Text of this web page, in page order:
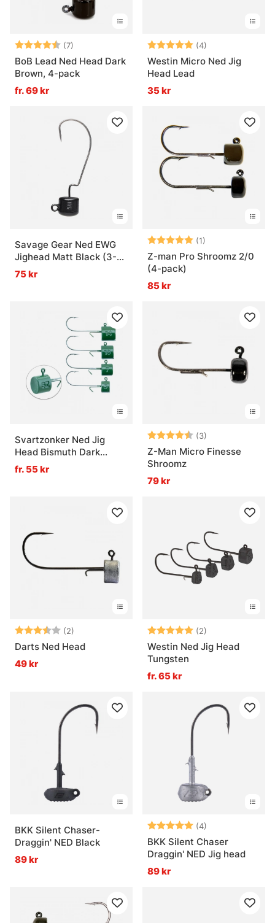
Betyg: (7)
4.7 utav 5 stjärnor
BoB Lead Ned Head Dark
Brown, 4-pack
fr. 69 kr
Betyg: (4)
Westin Micro Ned Jig
Head Lead
35 kr
Savage Gear Ned EWG
Jighead Matt Black (3-
pack)
75 kr
Betyg: (1)
Z-man Pro Shroomz 2/0
(4-pack)
85 kr
Svartzonker Ned Jig
Head Bismuth Dark
Green (2-pack)
fr. 55 kr
Betyg: (3)
Z-Man Micro Finesse
Shroomz
79 kr
Betyg: (2)
3.5 utav 5 stjärnor
Darts Ned Head
49 kr
Betyg: (2)
Westin Ned Jig Head
Tungsten
fr. 65 kr
BKK Silent Chaser-
Draggin' NED Black
89 kr
Betyg: (4)
BKK Silent Chaser
Draggin' NED Jig head
89 kr